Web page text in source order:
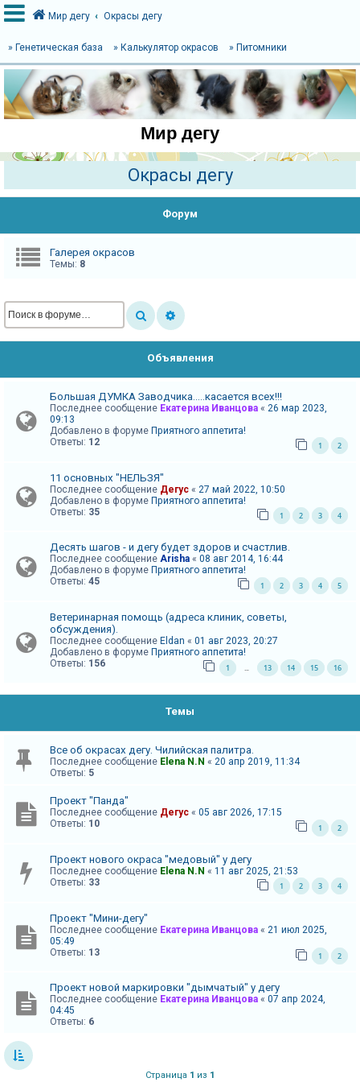
В
х
о
Р
г
и
р
а
м
ы
з
о
е
т
в
А
к
и
в
ы
е
м
П
и
с
Мир дегу Окрасы дегу
» Генетическая база » Калькулятор окрасов » Питомники
Мир дегу
Окрасы дегу
Форум
Галерея окрасов
Темы: 8
Объявления
Большая ДУМКА Заводчика.....касается всех!!!
Последнее сообщение Екатерина Иванцова « 26 мар 2023,
09:13
Добавлено в форуме Приятного аппетита!
Ответы: 12 1 2
11 основных "НЕЛЬЗЯ"
Последнее сообщение Дегус « 27 май 2022, 10:50
Добавлено в форуме Приятного аппетита!
Ответы: 35 1 2 3 4
Десять шагов - и дегу будет здоров и счастлив.
Последнее сообщение Arisha « 08 авг 2014, 16:44
Добавлено в форуме Приятного аппетита!
Ответы: 45 1 2 3 4 5
Ветеринарная помощь (адреса клиник, советы,
обсуждения).
Последнее сообщение Eldan « 01 авг 2023, 20:27
Добавлено в форуме Приятного аппетита!
Ответы: 156 1 13 14 15 16
Темы
Все об окрасах дегу. Чилийская палитра.
Последнее сообщение Elena N.N « 20 апр 2019, 11:34
Ответы: 5
Проект "Панда"
Последнее сообщение Дегус « 05 авг 2026, 17:15
Ответы: 10 1 2
Проект нового окраса "медовый" у дегу
Последнее сообщение Elena N.N « 11 авг 2025, 21:53
Ответы: 33 1 2 3 4
Проект "Мини-дегу"
Последнее сообщение Екатерина Иванцова « 21 июл 2025,
05:49
Ответы: 13 1 2
Проект новой маркировки "дымчатый" у дегу
Последнее сообщение Екатерина Иванцова « 07 апр 2024,
04:45
Ответы: 6
Страница 1 из 1